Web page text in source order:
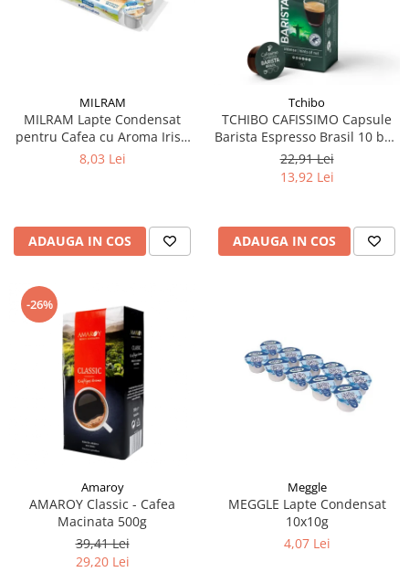
MILRAM
MILRAM Lapte Condensat
pentru Cafea cu Aroma Irish
Cream 10x14g
8,03 Lei
ADAUGA IN COS
Tchibo
TCHIBO CAFISSIMO Capsule
Barista Espresso Brasil 10 buc
80g (27.10.2026)
22,91 Lei
13,92 Lei
ADAUGA IN COS
-26%
Amaroy
AMAROY Classic - Cafea
Macinata 500g
39,41 Lei
29,20 Lei
Meggle
MEGGLE Lapte Condensat
10x10g
4,07 Lei